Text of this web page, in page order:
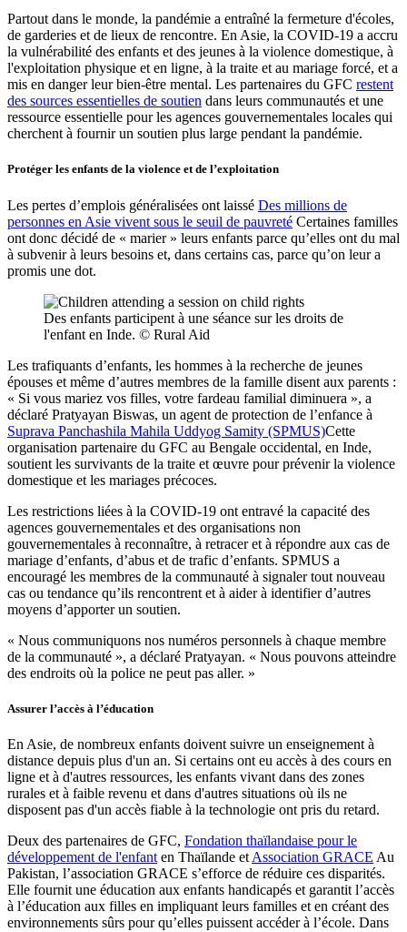
Partout dans le monde, la pandémie a entraîné la fermeture d'écoles,
de garderies et de lieux de rencontre. En Asie, la COVID-19 a accru
la vulnérabilité des enfants et des jeunes à la violence domestique, à
l'exploitation physique et en ligne, à la traite et au mariage forcé, et a
mis en danger leur bien-être mental. Les partenaires du GFC restent
des sources essentielles de soutien dans leurs communautés et une
ressource essentielle pour les agences gouvernementales locales qui
cherchent à fournir un soutien plus large pendant la pandémie.
Protéger les enfants de la violence et de l’exploitation
Les pertes d’emplois généralisées ont laissé Des millions de
personnes en Asie vivent sous le seuil de pauvreté Certaines familles
ont donc décidé de « marier » leurs enfants parce qu’elles ont du mal
à subvenir à leurs besoins et, dans certains cas, parce qu’on leur a
promis une dot.
Des enfants participent à une séance sur les droits de
l'enfant en Inde. © Rural Aid
Les trafiquants d’enfants, les hommes à la recherche de jeunes
épouses et même d’autres membres de la famille disent aux parents :
« Si vous mariez vos filles, votre fardeau familial diminuera », a
déclaré Pratyayan Biswas, un agent de protection de l’enfance à
Suprava Panchashila Mahila Uddyog Samity (SPMUS)Cette
organisation partenaire du GFC au Bengale occidental, en Inde,
soutient les survivants de la traite et œuvre pour prévenir la violence
domestique et les mariages précoces.
Les restrictions liées à la COVID-19 ont entravé la capacité des
agences gouvernementales et des organisations non
gouvernementales à reconnaître, à retracer et à répondre aux cas de
mariage d’enfants, d’abus et de trafic d’enfants. SPMUS a
encouragé les membres de la communauté à signaler tout nouveau
cas ou tendance qu’ils rencontrent et à aider à identifier d’autres
moyens d’apporter un soutien.
« Nous communiquons nos numéros personnels à chaque membre
de la communauté », a déclaré Pratyayan. « Nous pouvons atteindre
des endroits où la police ne peut pas aller. »
Assurer l’accès à l’éducation
En Asie, de nombreux enfants doivent suivre un enseignement à
distance depuis plus d'un an. Si certains ont eu accès à des cours en
ligne et à d'autres ressources, les enfants vivant dans des zones
rurales et à faible revenu et dans d'autres situations où ils ne
disposent pas d'un accès fiable à la technologie ont pris du retard.
Deux des partenaires de GFC, Fondation thaïlandaise pour le
développement de l'enfant en Thaïlande et Association GRACE Au
Pakistan, l’association GRACE s’efforce de réduire ces disparités.
Elle fournit une éducation aux enfants handicapés et garantit l’accès
à l’éducation aux filles en impliquant leurs familles et en créant des
environnements sûrs pour qu’elles puissent accéder à l’école. Dans